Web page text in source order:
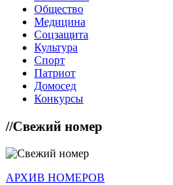
Общество
Медицина
Соцзащита
Культура
Спорт
Патриот
Домосед
Конкурсы
//Свежий номер
АРХИВ НОМЕРОВ